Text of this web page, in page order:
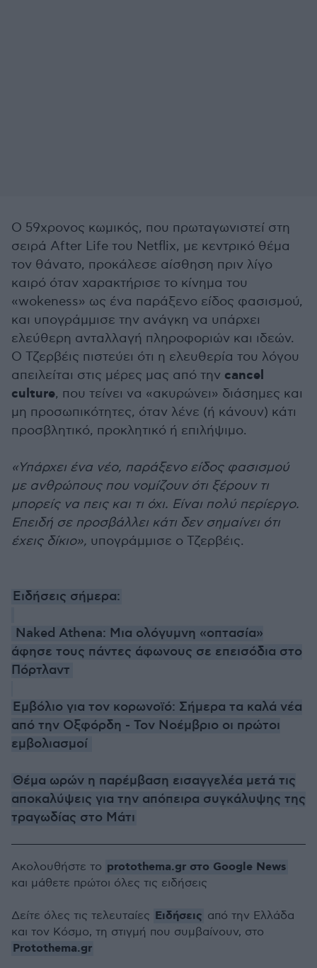
Ο 59χρονος κωμικός, που πρωταγωνιστεί στη
σειρά After Life του Netflix, με κεντρικό θέμα
τον θάνατο, προκάλεσε αίσθηση πριν λίγο
καιρό όταν χαρακτήρισε τo κίνημα του
«wokeness» ως ένα παράξενο είδος φασισμού,
και υπογράμμισε την ανάγκη να υπάρχει
ελεύθερη ανταλλαγή πληροφοριών και ιδεών.
Ο Τζερβέις πιστεύει ότι η ελευθερία του λόγου
απειλείται στις μέρες μας από την cancel
culture, που τείνει να «ακυρώνει» διάσημες και
μη προσωπικότητες, όταν λένε (ή κάνουν) κάτι
προσβλητικό, προκλητικό ή επιλήψιμο.
«Υπάρχει ένα νέο, παράξενο είδος φασισμού
με ανθρώπους που νομίζουν ότι ξέρουν τι
μπορείς να πεις και τι όχι. Είναι πολύ περίεργο.
Επειδή σε προσβάλλει κάτι δεν σημαίνει ότι
έχεις δίκιο», υπογράμμισε ο Τζερβέις.
Ειδήσεις σήμερα:
Naked Athena: Μια ολόγυμνη «οπτασία»
άφησε τους πάντες άφωνους σε επεισόδια στο
Πόρτλαντ
Εμβόλιο για τον κορωνοϊό: Σήμερα τα καλά νέα
από την Οξφόρδη - Τον Νοέμβριο οι πρώτοι
εμβολιασμοί
Θέμα ωρών η παρέμβαση εισαγγελέα μετά τις
αποκαλύψεις για την απόπειρα συγκάλυψης της
τραγωδίας στο Μάτι
Ακολουθήστε το protothema.gr στο Google News
και μάθετε πρώτοι όλες τις ειδήσεις
Δείτε όλες τις τελευταίες Ειδήσεις από την Ελλάδα
και τον Κόσμο, τη στιγμή που συμβαίνουν, στο
Protothema.gr